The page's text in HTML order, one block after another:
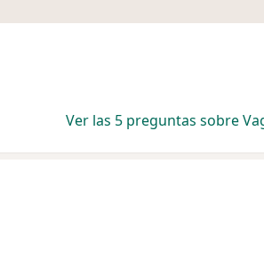
Ver las 5 preguntas sobre